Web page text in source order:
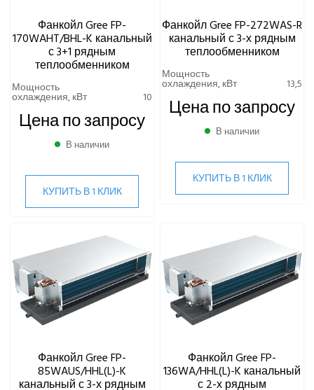
Фанкойл Gree FP-
170WAHT/BHL-K канальный
с 3+1 рядным
теплообменником
Мощность
охлаждения, кВт 10
Цена по запросу
В наличии
КУПИТЬ В 1 КЛИК
Фанкойл Gree FP-272WAS-R
канальный с 3-х рядным
теплообменником
Мощность
охлаждения, кВт 13,5
Цена по запросу
В наличии
КУПИТЬ В 1 КЛИК
Фанкойл Gree FP-
85WAUS/HHL(L)-K
канальный с 3-х рядным
Фанкойл Gree FP-
136WA/HHL(L)-K канальный
с 2-х рядным